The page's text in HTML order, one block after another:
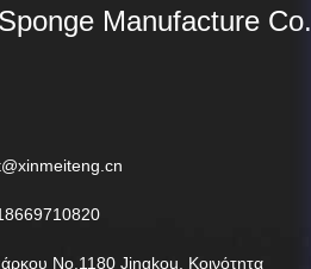
Manufacture Co.
No.1180 Jingkou, Κοινότητα